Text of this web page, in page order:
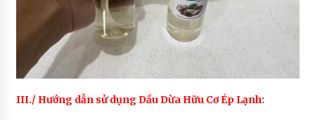
III./ Hướng dẫn sử dụng Dầu Dừa Hữu Cơ Ép Lạnh: